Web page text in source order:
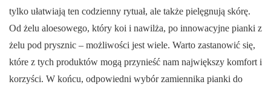
tylko ułatwiają ten codzienny rytuał, ale także pielęgnują skórę.
Od żelu aloesowego, który koi i nawilża, po innowacyjne pianki z
żelu pod prysznic – możliwości jest wiele. Warto zastanowić się,
które z tych produktów mogą przynieść nam największy komfort i
korzyści. W końcu, odpowiedni wybór zamiennika pianki do